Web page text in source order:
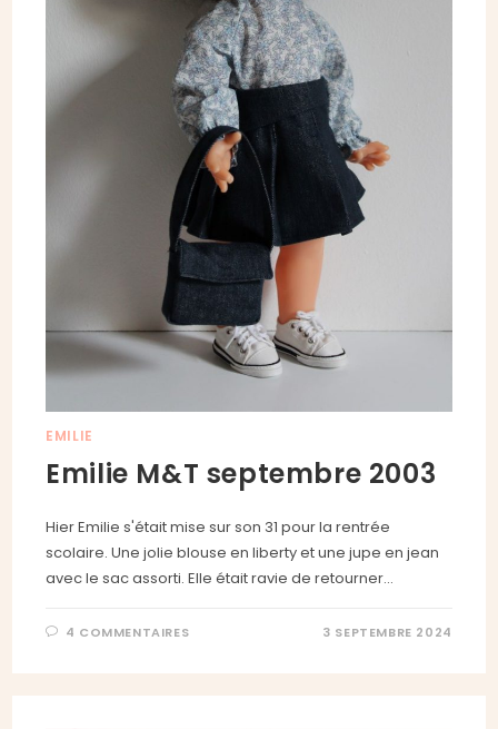
EMILIE
Emilie M&T septembre 2003
Hier Emilie s'était mise sur son 31 pour la rentrée
scolaire. Une jolie blouse en liberty et une jupe en jean
avec le sac assorti. Elle était ravie de retourner…
4 COMMENTAIRES 3 SEPTEMBRE 2024